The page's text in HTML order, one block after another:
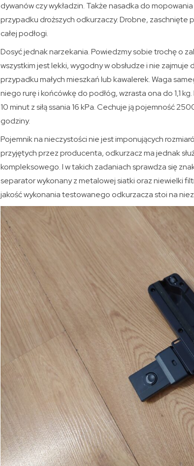
dywanów czy wykładzin. Także nasadka do
przypadku droższych odkurzaczy. Drobne, zaschnięte
całej podłogi.
Dosyć jednak narzekania. Powiedzmy sobie trochę o
wszystkim jest lekki, wygodny w obsłudze i nie
przypadku małych mieszkań lub kawalerek. Waga
niego rurę i końcówkę do podłóg, wzrasta ona do 1,1
10 minut z siłą ssania 16 kPa. Cechuje ją pojemność
godziny.
Pojemnik na nieczystości nie jest imponujących
przyjętych przez producenta, odkurzacz ma jednak
kompleksowego. I w takich zadaniach sprawdza się
separator wykonany z metalowej siatki oraz niewielki
jakość wykonania testowanego odkurzacza stoi na